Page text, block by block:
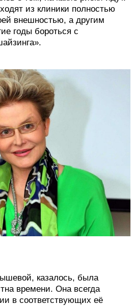
из клиники полностью
внешностью, а другим
годы бороться с
казалось, была
времени. Она всегда
в соответствующих её